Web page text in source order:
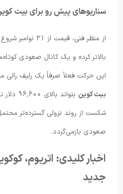
سناریوهای پیش رو برای بیت
از منظر فنی،
بالاتر کرده و یک کانال صعودی
این حرکت فعلاً صرفاً یک رلیف رالی
بیت کوین
بتواند
شکست از روند نزولی گسترده‌تر
صعودی بازمی‌گردد.
اخبار کلیدی: اتریوم،
جدید